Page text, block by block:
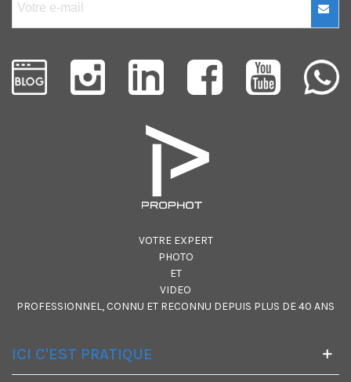
VOTRE EXPERT
PHOTO
ET
VIDEO
PROFESSIONNEL, CONNU ET RECONNU DEPUIS PLUS DE 40 ANS
ICI C'EST PRATIQUE